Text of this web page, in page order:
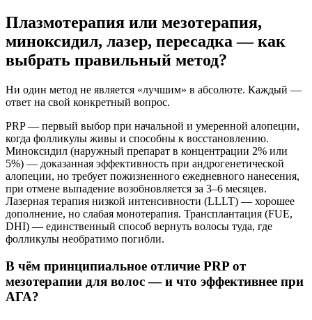
Плазмотерапия или мезотерапия,
миноксидил, лазер, пересадка — как
выбрать правильный метод?
Ни один метод не является «лучшим» в абсолюте. Каждый —
ответ на свой конкретный вопрос.
PRP — первый выбор при начальной и умеренной алопеции,
когда фолликулы живы и способны к восстановлению.
Миноксидил (наружный препарат в концентрации 2% или
5%) — доказанная эффективность при андрогенетической
алопеции, но требует пожизненного ежедневного нанесения,
при отмене выпадение возобновляется за 3–6 месяцев.
Лазерная терапия низкой интенсивности (LLLT) — хорошее
дополнение, но слабая монотерапия. Трансплантация (FUE,
DHI) — единственный способ вернуть волосы туда, где
фолликулы необратимо погибли.
В чём принципиальное отличие PRP от
мезотерапии для волос — и что эффективнее при
АГА?